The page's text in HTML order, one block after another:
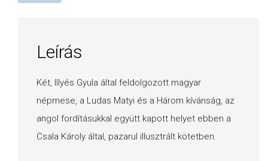
Leírás
Két, Illyés Gyula által feldolgozott magyar
népmese, a Ludas Matyi és a Három kívánság, az
angol fordításukkal együtt kapott helyet ebben a
Csala Károly által, pazarul illusztrált kötetben.